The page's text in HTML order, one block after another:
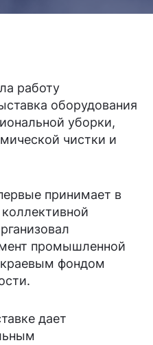
работу
оборудования
уборки,
чистки и
принимает в
промышленной
фондом
дает